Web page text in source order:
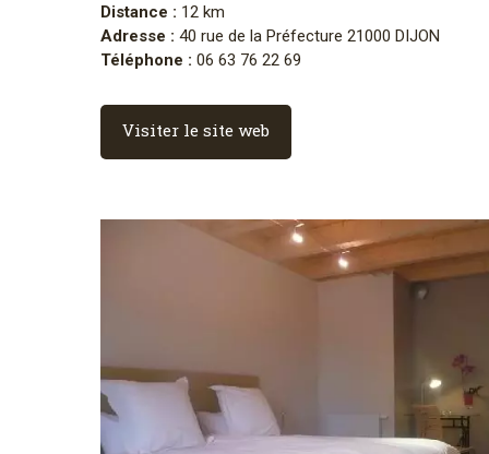
Distance : 12 km
Adresse : 40 rue de la Préfecture 21000 DIJON
Téléphone : 06 63 76 22 69
Visiter le site web